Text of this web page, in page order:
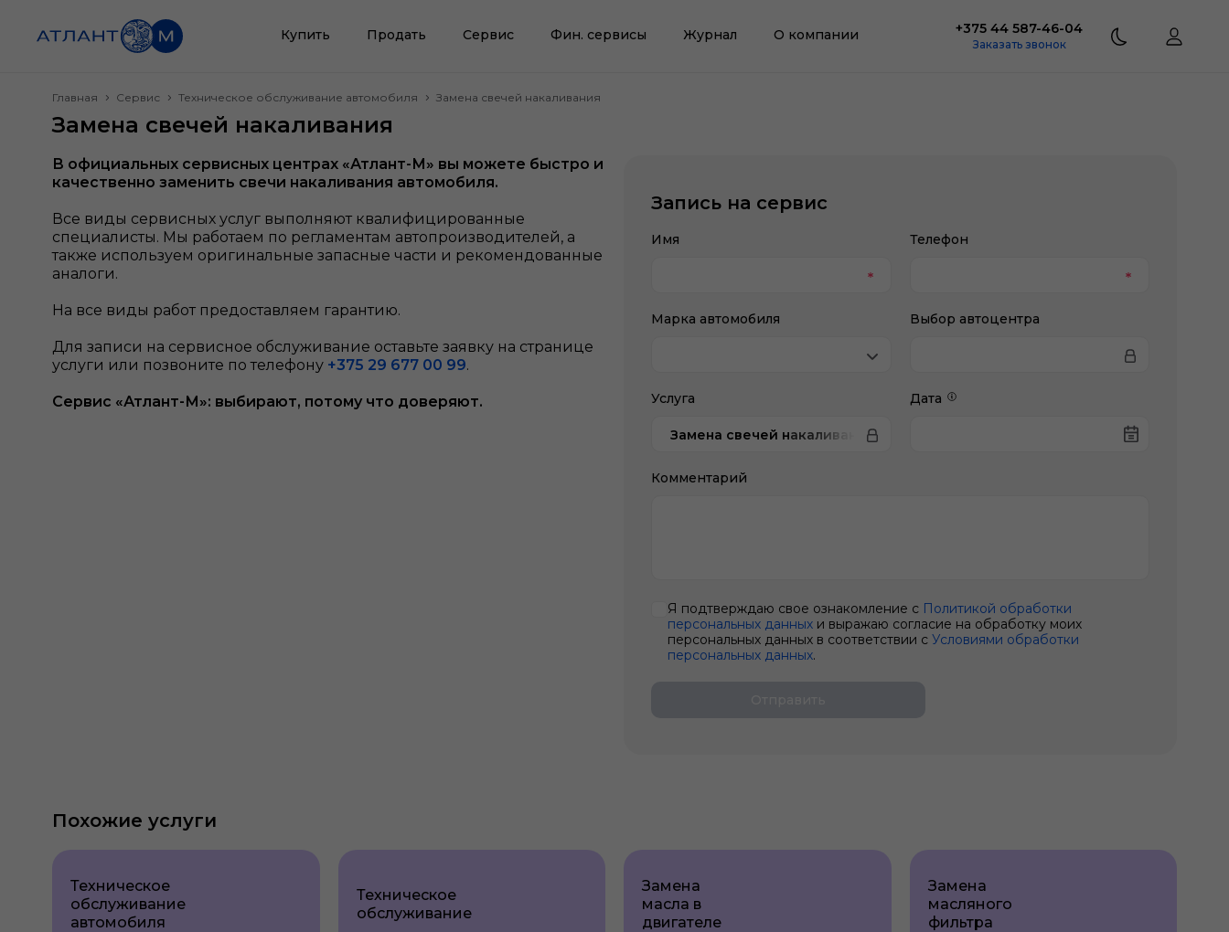
Купить Продать Сервис Фин. сервисы Журнал О компании +375 44 587-46-04
Заказать звонок
Главная Сервис Техническое обслуживание автомобиля Замена свечей накаливания
Замена свечей накаливания
В официальных сервисных центрах «Атлант-М» вы можете быстро и
качественно заменить свечи накаливания автомобиля.
Все виды сервисных услуг выполняют квалифицированные
специалисты. Мы работаем по регламентам автопроизводителей, а
также используем оригинальные запасные части и рекомендованные
аналоги.
На все виды работ предоставляем гарантию.
Для записи на сервисное обслуживание оставьте заявку на странице
услуги или позвоните по телефону +375 29 677 00 99.
Сервис «Атлант-М»: выбирают, потому что доверяют.
Запись на сервис
Имя Телефон
Марка автомобиля Выбор автоцентра
Услуга
Замена свечей накаливания
Дата
Комментарий
Я подтверждаю свое ознакомление с Политикой обработки
персональных данных и выражаю согласие на обработку моих
персональных данных в соответствии с Условиями обработки
персональных данных.
Похожие услуги
Техническое
обслуживание
автомобиля
Техническое
обслуживание
Замена
масла в
двигателе
Замена
масляного
фильтра